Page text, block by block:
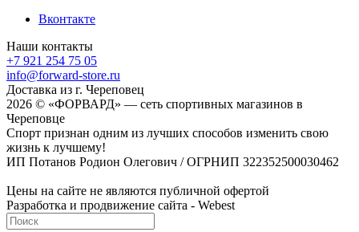
Вконтакте
Наши контакты
+7 921 254 75 05
info@forward-store.ru
Доставка из г. Череповец
2026 © «ФОРВАРД» — сеть спортивных магазинов в
Череповце
Спорт признан одним из лучших способов изменить свою
жизнь к лучшему!
ИП Потанов Родион Олегович / ОГРНИП 322352500030462
Цены на сайте не являются публичной офертой
Разработка и продвижение сайта - Webest